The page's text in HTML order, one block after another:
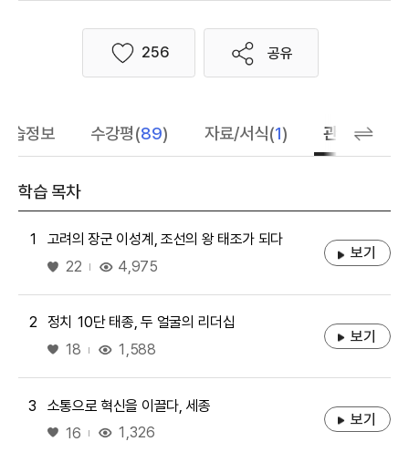
좋아요
256 공유
습정보 수강평(89) 자료/서식(1) 관련 추천 학
학습 목차
1
고려의 장군 이성계, 조선의 왕 태조가 되다
좋아요
22 4,975
보기
2
정치 10단 태종, 두 얼굴의 리더십
좋아요
18 1,588
보기
3
소통으로 혁신을 이끌다, 세종
좋아요
16 1,326
보기